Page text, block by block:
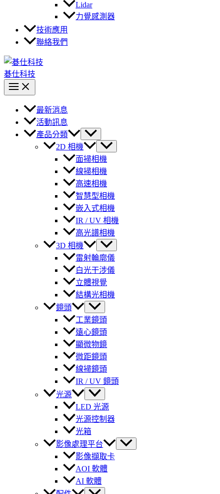
Lidar
力覺感測器
技術應用
聯絡我們
碁仕科技
最新消息
活動訊息
產品分類
2D 相機
面掃相機
線掃相機
高速相機
智慧型相機
嵌入式相機
IR / UV 相機
高光譜相機
3D 相機
雷射輪廓儀
白光干涉儀
立體視覺
結構光相機
鏡頭
工業鏡頭
遠心鏡頭
顯微物鏡
微距鏡頭
線掃鏡頭
IR / UV 鏡頭
光源
LED 光源
光源控制器
光箱
影像處理平台
影像擷取卡
AOI 軟體
AI 軟體